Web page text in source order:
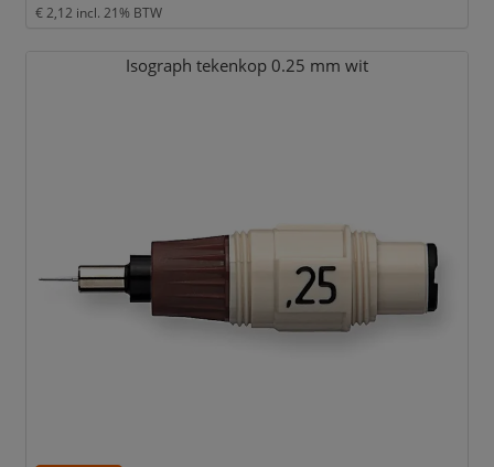
€ 2,12 incl. 21% BTW
Isograph tekenkop 0.25 mm wit